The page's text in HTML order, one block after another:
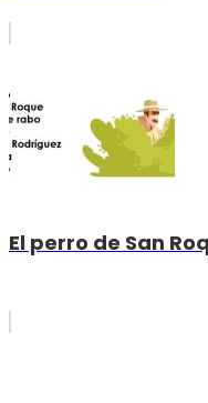
El perro de San